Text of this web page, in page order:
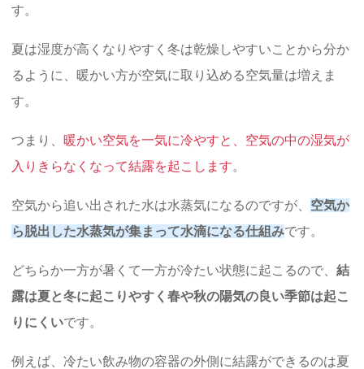
す。
夏は湿度が高くなりやすく冬は乾燥しやすいことから分か
るように、暖かい方が空気に取り込める空気量は増えま
す。
つまり、 暖かい空気を一気に冷やすと、空気の中の湿気が
入りきらなくなって結露を起こします。
空気から追い出された水は水蒸気になるのですが、 空気か
ら脱出した水蒸気が集まって水滴になる仕組みです。
どちらか一方が暑くて一方が冷たい状態に起こるので、 結
露は夏と冬に起こりやすく春や秋の陽気の良い季節は起こ
りにくいです。
例えば、冷たい飲み物の容器の外側に結露ができるのは夏